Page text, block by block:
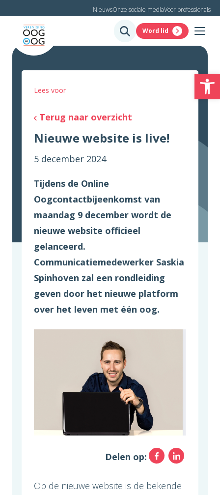
NieuwsOnze sociale mediaVoor professionals
Word lid
Lees voor
Terug naar overzicht
Nieuwe website is live!
5 december 2024
Tijdens de Online
Oogcontactbijeenkomst van
maandag 9 december wordt de
nieuwe website officieel
gelanceerd.
Communicatiemedewerker Saskia
Spinhoven zal een rondleiding
geven door het nieuwe platform
over het leven met één oog.
Delen op:
Op de nieuwe website is de bekende